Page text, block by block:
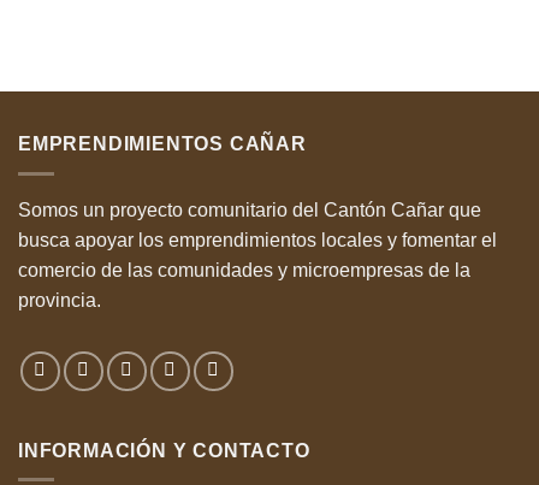
EMPRENDIMIENTOS CAÑAR
Somos un proyecto comunitario del Cantón Cañar que
busca apoyar los emprendimientos locales y fomentar el
comercio de las comunidades y microempresas de la
provincia.
INFORMACIÓN Y CONTACTO